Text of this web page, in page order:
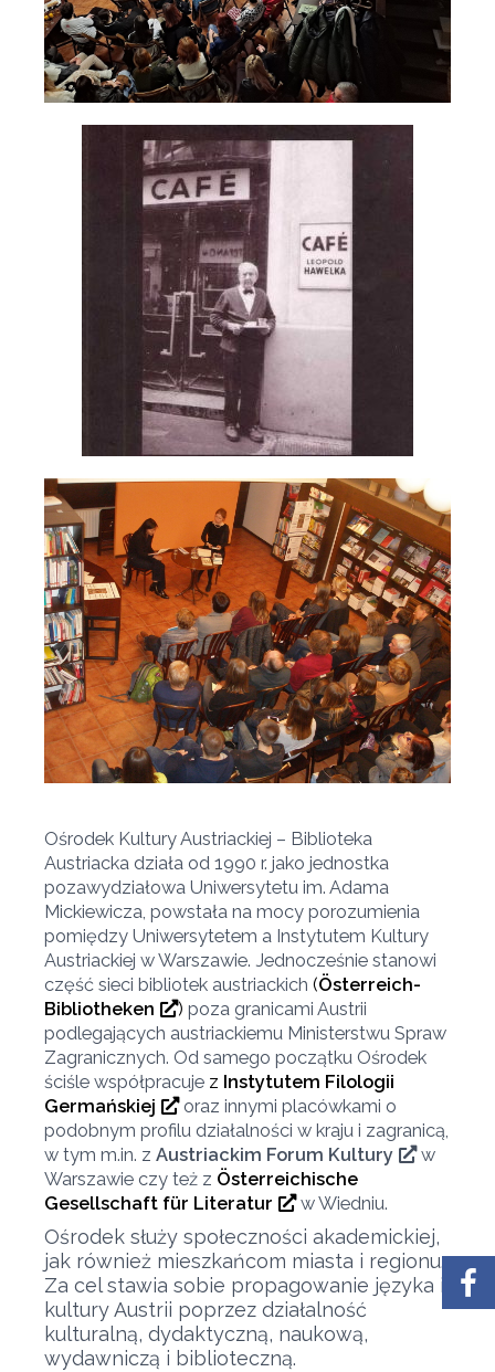
Ośrodek Kultury Austriackiej – Biblioteka
Austriacka działa od 1990 r. jako jednostka
pozawydziałowa Uniwersytetu im. Adama
Mickiewicza, powstała na mocy porozumienia
pomiędzy Uniwersytetem a Instytutem Kultury
Austriackiej w Warszawie. Jednocześnie stanowi
część sieci bibliotek austriackich (Österreich-
Bibliotheken
) poza granicami Austrii
podlegających austriackiemu Ministerstwu Spraw
Zagranicznych. Od samego początku Ośrodek
ściśle współpracuje z Instytutem Filologii
Germańskiej
oraz innymi placówkami o
podobnym profilu działalności w kraju i zagranicą,
w tym m.in. z Austriackim Forum Kultury
w
Warszawie czy też z Österreichische
Gesellschaft für Literatur
w Wiedniu.
Ośrodek służy społeczności akademickiej,
jak również mieszkańcom miasta i regionu.
Za cel stawia sobie propagowanie języka i
kultury Austrii poprzez działalność
kulturalną, dydaktyczną, naukową,
wydawniczą i biblioteczną.